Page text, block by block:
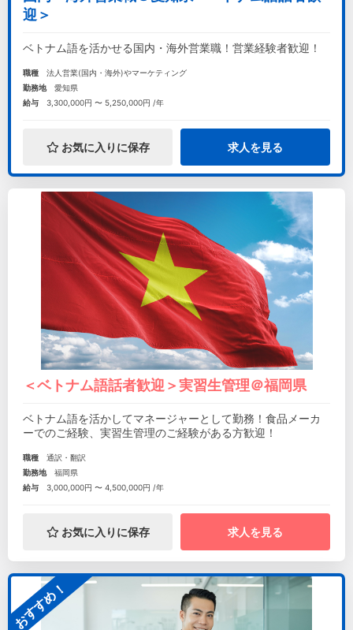
迎＞
ベトナム語を活かせる国内・海外営業職！営業経験者歓迎！
職種
法人営業(国内・海外)やマーケティング
勤務地
愛知県
給与
3,300,000円 〜 5,250,000円 /年
お気に入りに保存 求人を見る
＜ベトナム語話者歓迎＞実習生管理＠福岡県
ベトナム語を活かしてマネージャーとして勤務！食品メーカ
ーでのご経験、実習生管理のご経験がある方歓迎！
職種
通訳・翻訳
勤務地
福岡県
給与
3,000,000円 〜 4,500,000円 /年
お気に入りに保存 求人を見る
おすすめ！